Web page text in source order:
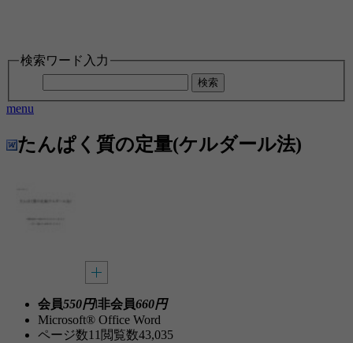
検索ワード入力
検索
menu
たんぱく質の定量(ケルダール法)
会員550円l非会員660円
Microsoft® Office Word
ページ数11 閲覧数43,035